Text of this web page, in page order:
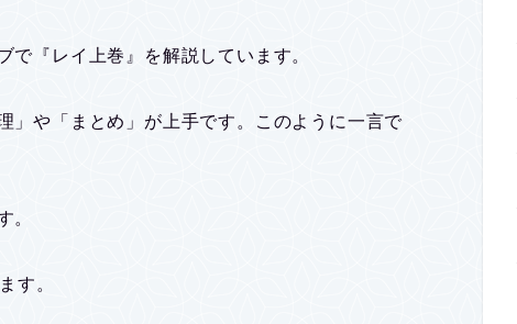
『レイ上巻』を解説しています。
」や「まとめ」が上手です。このように一言で
。
す。